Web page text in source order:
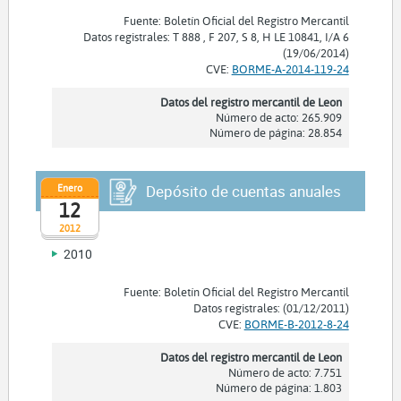
Fuente: Boletín Oficial del Registro Mercantil
Datos registrales: T 888 , F 207, S 8, H LE 10841, I/A 6
(19/06/2014)
CVE: BORME-A-2014-119-24
Datos del registro mercantil de Leon
Número de acto: 265.909
Número de página: 28.854
2012
Enero
12
Depósito de cuentas anuales
2010
Fuente: Boletín Oficial del Registro Mercantil
Datos registrales: (01/12/2011)
CVE: BORME-B-2012-8-24
Datos del registro mercantil de Leon
Número de acto: 7.751
Número de página: 1.803